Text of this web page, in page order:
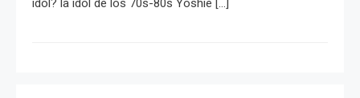
idol? la idol de los 70s-80s Yoshie […]